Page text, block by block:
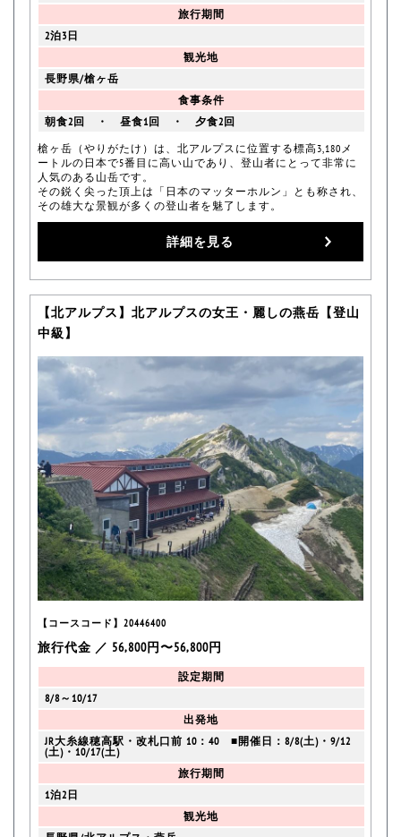
旅行期間
2泊3日
観光地
長野県/槍ヶ岳
食事条件
朝食2回 ・ 昼食1回 ・ 夕食2回
槍ヶ岳（やりがたけ）は、北アルプスに位置する標高3,180メ
ートルの日本で5番目に高い山であり、登山者にとって非常に
人気のある山岳です。
その鋭く尖った頂上は「日本のマッターホルン」とも称され、
その雄大な景観が多くの登山者を魅了します。
詳細を見る
【北アルプス】北アルプスの女王・麗しの燕岳【登山
中級】
【コースコード】20446400
旅行代金 ／ 56,800円〜56,800円
設定期間
8/8～10/17
出発地
JR大糸線穂高駅・改札口前 10：40 ■開催日：8/8(土)・9/12
(土)・10/17(土)
旅行期間
1泊2日
観光地